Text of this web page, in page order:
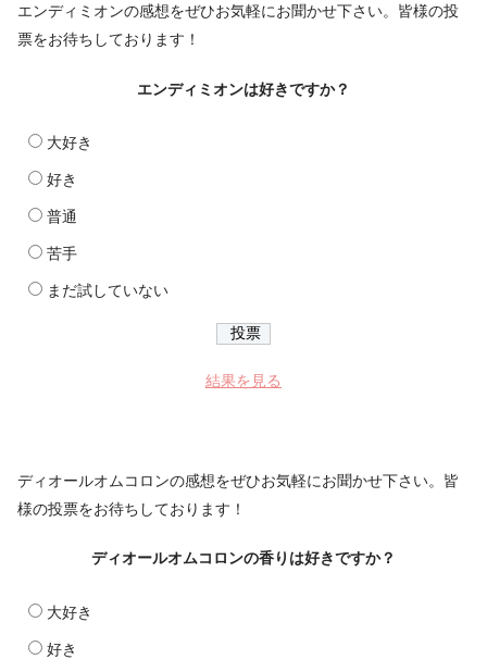
エンディミオンの感想をぜひお気軽にお聞かせ下さい。皆様の投
票をお待ちしております！
エンディミオンは好きですか？
大好き
好き
普通
苦手
まだ試していない
結果を見る
ディオールオムコロンの感想をぜひお気軽にお聞かせ下さい。皆
様の投票をお待ちしております！
ディオールオムコロンの香りは好きですか？
大好き
好き